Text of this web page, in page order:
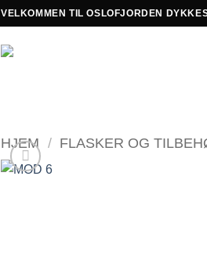
VELKOMMEN TIL OSLOFJORDEN
HJEM / FLASKER OG